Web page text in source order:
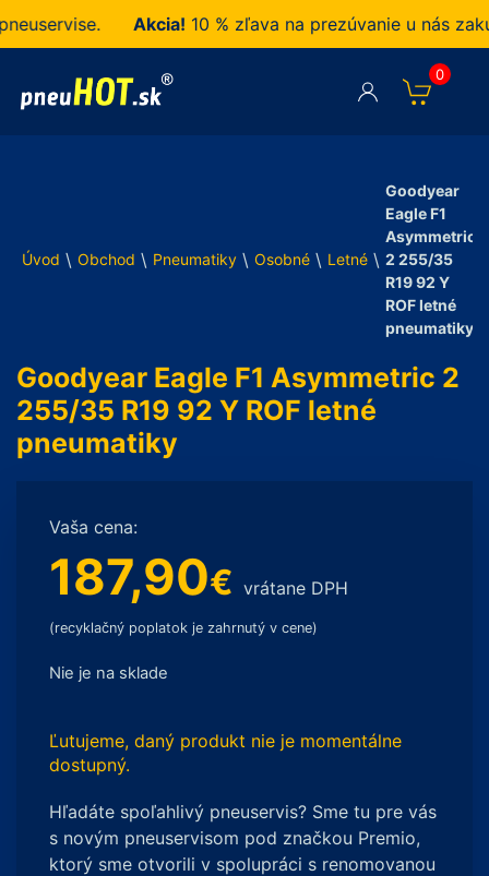
Akcia!10 % zľava na prezúvanie u nás
0
Úvod \ Obchod \ Pneumatiky \ Osobné \ Letné \
Goodyear
Eagle F1
Asymmetric
2 255/35
R19 92 Y
ROF letné
pneumatiky
Goodyear Eagle F1 Asymmetric 2
255/35 R19 92 Y ROF letné
pneumatiky
Vaša cena:
187,90€ vrátane DPH
(recyklačný poplatok je zahrnutý v cene)
Nie je na sklade
Ľutujeme, daný produkt nie je momentálne
dostupný.
Hľadáte spoľahlivý pneuservis? Sme tu pre vás
s novým pneuservisom pod značkou Premio,
ktorý sme otvorili v spolupráci s renomovanou